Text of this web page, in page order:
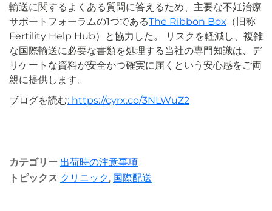
輸送に関するよくある質問に答えるため、主要な不妊治療
サポートフォーラムの1つであるThe Ribbon Box （旧称
Fertility Help Hub）と協力した。 リスクを軽減し、複雑
な国際輸送に必要な書類を処理する当社の専門知識は、デ
リケートな資料が安全かつ確実に届くという安心感をご両
親に提供します。
ブログを読む: https://cyrx.co/3NLWuZ2
カテゴリー 出荷時の注意事項
トピックス クリニック, 国際配送